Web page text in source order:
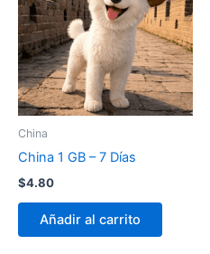
China
China 1 GB – 7 Días
$4.80
Añadir al carrito